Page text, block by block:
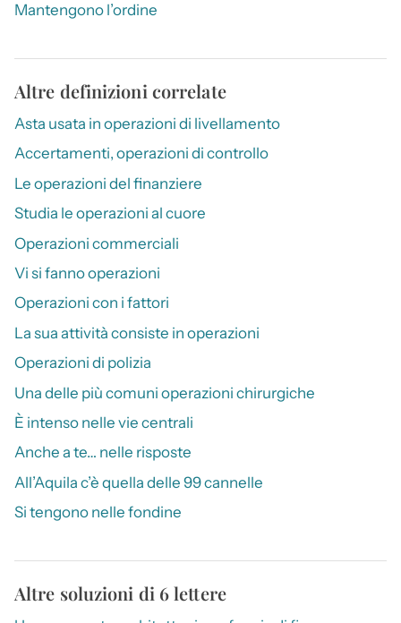
Mantengono l’ordine
Altre definizioni correlate
Asta usata in operazioni di livellamento
Accertamenti, operazioni di controllo
Le operazioni del finanziere
Studia le operazioni al cuore
Operazioni commerciali
Vi si fanno operazioni
Operazioni con i fattori
La sua attività consiste in operazioni
Operazioni di polizia
Una delle più comuni operazioni chirurgiche
È intenso nelle vie centrali
Anche a te… nelle risposte
All’Aquila c’è quella delle 99 cannelle
Si tengono nelle fondine
Altre soluzioni di 6 lettere